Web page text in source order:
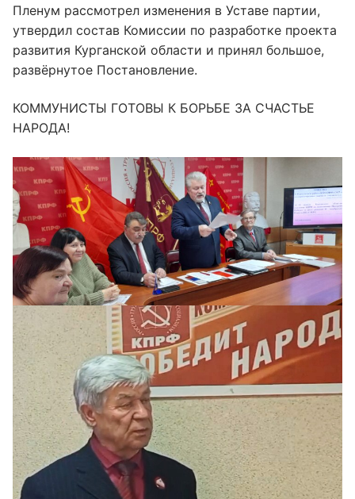
Пленум рассмотрел изменения в Уставе партии,
утвердил состав Комиссии по разработке проекта
развития Курганской области и принял большое,
развёрнутое Постановление.
КОММУНИСТЫ ГОТОВЫ К БОРЬБЕ ЗА СЧАСТЬЕ
НАРОДА!